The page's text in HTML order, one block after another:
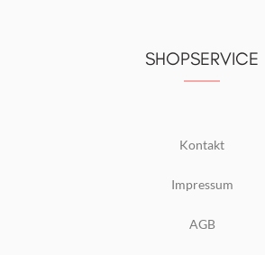
SHOPSERVICE
Kontakt
Impressum
AGB